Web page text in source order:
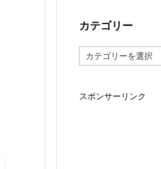
カテゴリー
テ
ー
スポンサーリンク